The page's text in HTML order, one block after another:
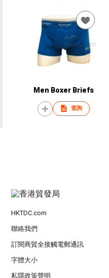
Men Boxer Briefs
查詢
HKTDC.com
聯絡我們
訂閱商貿全接觸電郵通訊
字體大小
私隱政策聲明